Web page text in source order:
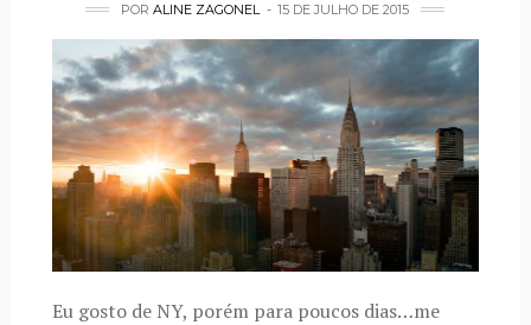
PORALINE ZAGONEL 15 DE JULHO DE 2015
Eu gosto de NY, porém para poucos dias…me